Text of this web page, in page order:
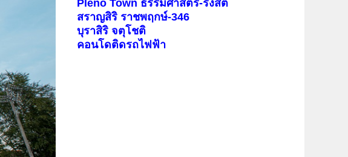
Pleno Town ธรรมศาสตร์-รังสิต
สราญสิริ ราชพฤกษ์-346
บุราสิริ จตุโชติ
คอนโดติดรถไฟฟ้า